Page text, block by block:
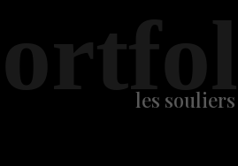
les